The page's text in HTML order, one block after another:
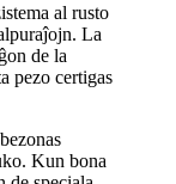
al rusto
La
de la
pezo certigas
Kun bona